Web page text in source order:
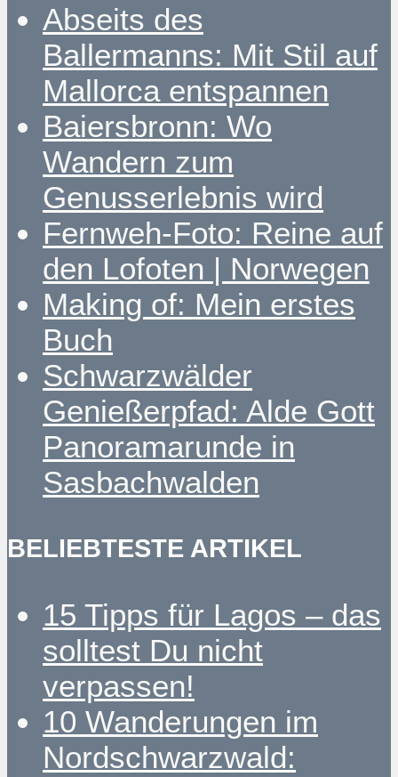
Abseits des
Ballermanns: Mit Stil auf
Mallorca entspannen
Baiersbronn: Wo
Wandern zum
Genusserlebnis wird
Fernweh-Foto: Reine auf
den Lofoten | Norwegen
Making of: Mein erstes
Buch
Schwarzwälder
Genießerpfad: Alde Gott
Panoramarunde in
Sasbachwalden
BELIEBTESTE ARTIKEL
15 Tipps für Lagos – das
solltest Du nicht
verpassen!
10 Wanderungen im
Nordschwarzwald: